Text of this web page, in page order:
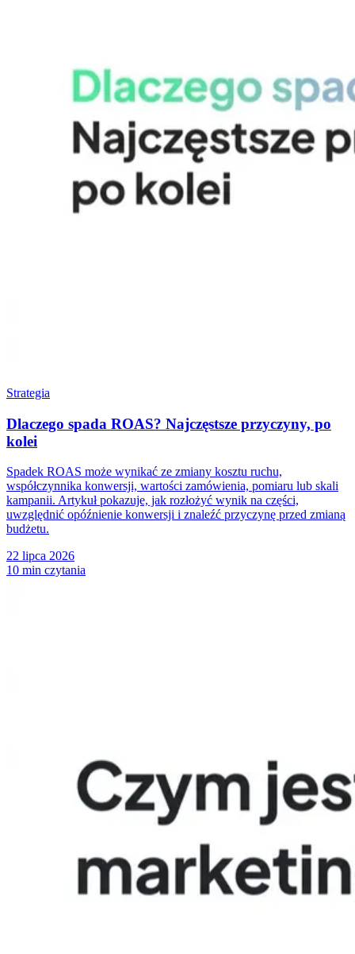
Strategia
Dlaczego spada ROAS? Najczęstsze przyczyny, po
kolei
Spadek ROAS może wynikać ze zmiany kosztu ruchu,
współczynnika konwersji, wartości zamówienia, pomiaru lub skali
kampanii. Artykuł pokazuje, jak rozłożyć wynik na części,
uwzględnić opóźnienie konwersji i znaleźć przyczynę przed zmianą
budżetu.
22 lipca 2026
10 min czytania